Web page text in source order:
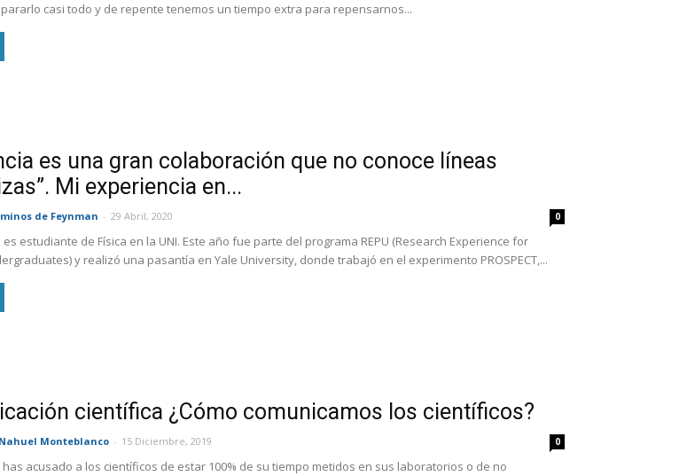
casi todo y de repente tenemos un tiempo extra para repensarnos...
es una gran colaboración que no conoce líneas
Mi experiencia en...
de Feynman - 29 Abril, 2020 0
estudiante de Física en la UNI. Este año fue parte del programa REPU (Research Experience for
y realizó una pasantía en Yale University, donde trabajó en el experimento PROSPECT,...
científica ¿Cómo comunicamos los científicos?
Nahuel Monteblanco - 15 Diciembre, 2019 0
has acusado a los científicos de estar 100% de su tiempo metidos en sus laboratorios o de no